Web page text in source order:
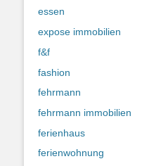
essen
expose immobilien
f&f
fashion
fehrmann
fehrmann immobilien
ferienhaus
ferienwohnung